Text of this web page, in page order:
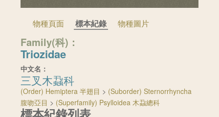
物種頁面 標本紀錄 物種圖片
Family(科)：
Triozidae
中文名：
三叉木蝨科
(Order) Hemiptera 半翅目 > (Suborder) Sternorrhyncha
腹吻亞目 > (Superfamily) Psylloidea 木蝨總科